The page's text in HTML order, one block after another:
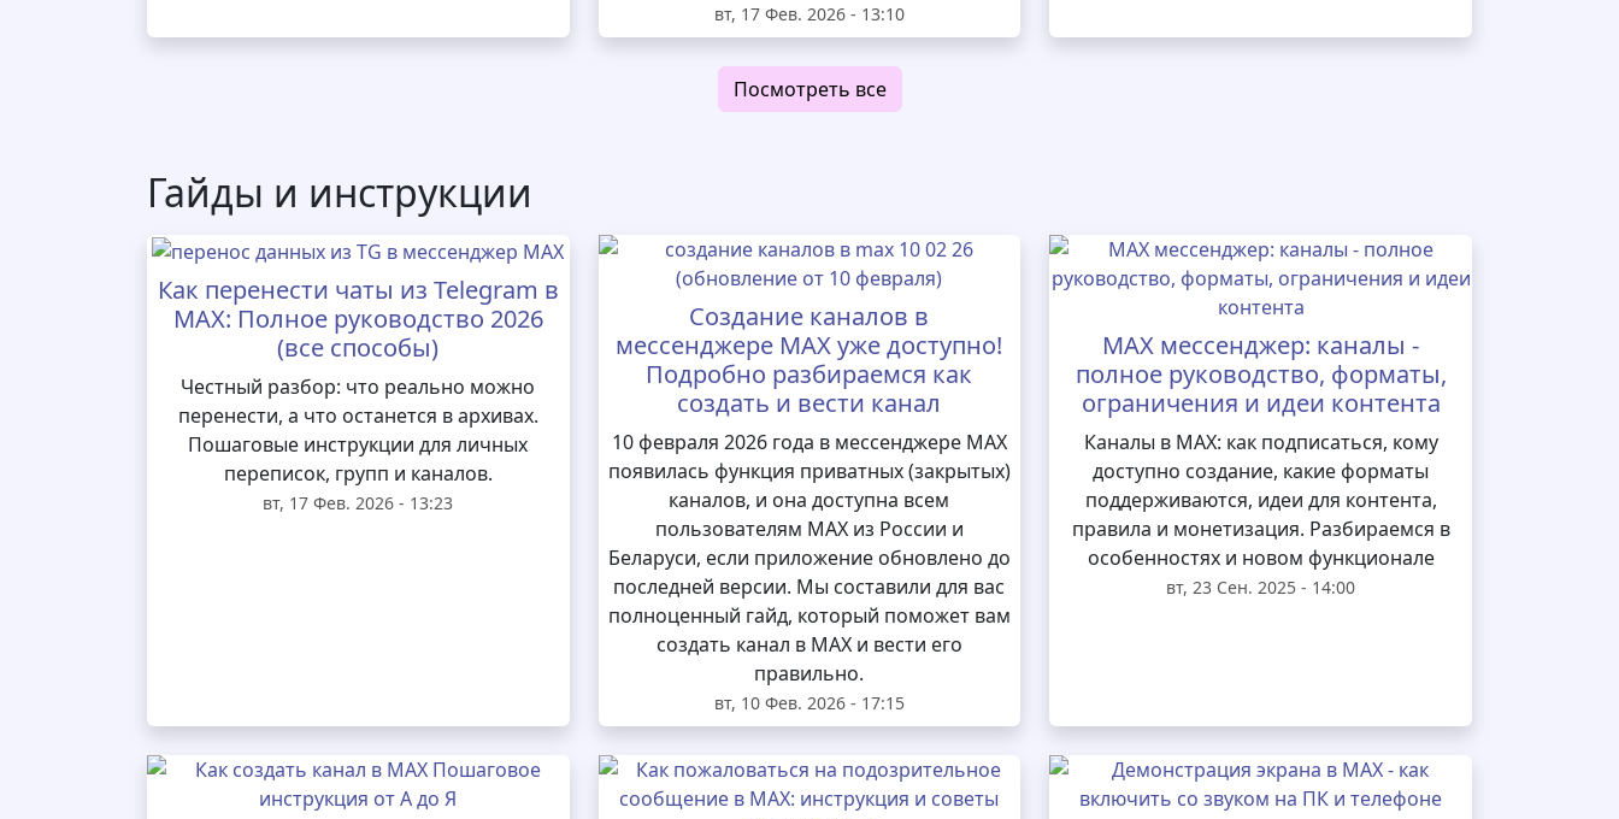
вт, 17 Фев. 2026 - 13:10
Посмотреть все
Гайды и инструкции
Как перенести чаты из Telegram в
MAX: Полное руководство 2026
(все способы)
Честный разбор: что реально можно
перенести, а что останется в архивах.
Пошаговые инструкции для личных
переписок, групп и каналов.
вт, 17 Фев. 2026 - 13:23
Создание каналов в
мессенджере MAX уже доступно!
Подробно разбираемся как
создать и вести канал
10 февраля 2026 года в мессенджере MAX
появилась функция приватных (закрытых)
каналов, и она доступна всем
пользователям MAX из России и
Беларуси, если приложение обновлено до
последней версии. Мы составили для вас
полноценный гайд, который поможет вам
создать канал в MAX и вести его
правильно.
вт, 10 Фев. 2026 - 17:15
MAX мессенджер: каналы -
полное руководство, форматы,
ограничения и идеи контента
Каналы в MAX: как подписаться, кому
доступно создание, какие форматы
поддерживаются, идеи для контента,
правила и монетизация. Разбираемся в
особенностях и новом функционале
вт, 23 Сен. 2025 - 14:00